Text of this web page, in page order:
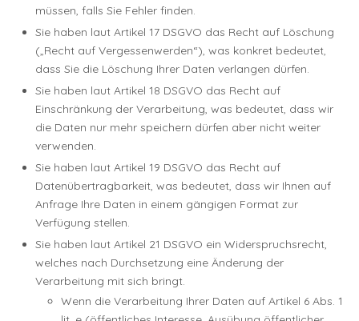
müssen, falls Sie Fehler finden.
Sie haben laut Artikel 17 DSGVO das Recht auf Löschung
(„Recht auf Vergessenwerden“), was konkret bedeutet,
dass Sie die Löschung Ihrer Daten verlangen dürfen.
Sie haben laut Artikel 18 DSGVO das Recht auf
Einschränkung der Verarbeitung, was bedeutet, dass wir
die Daten nur mehr speichern dürfen aber nicht weiter
verwenden.
Sie haben laut Artikel 19 DSGVO das Recht auf
Datenübertragbarkeit, was bedeutet, dass wir Ihnen auf
Anfrage Ihre Daten in einem gängigen Format zur
Verfügung stellen.
Sie haben laut Artikel 21 DSGVO ein Widerspruchsrecht,
welches nach Durchsetzung eine Änderung der
Verarbeitung mit sich bringt.
Wenn die Verarbeitung Ihrer Daten auf Artikel 6 Abs. 1